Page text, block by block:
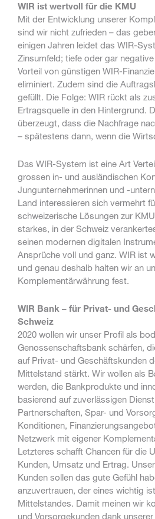
WIR ist wertvoll für die KMU
Mit der Entwicklung unserer
sind wir nicht zufrieden – das
einigen Jahren leidet das WIR-
Zinsumfeld; tiefe oder gar
Vorteil von günstigen WIR-
eliminiert. Zudem sind die
gefüllt. Die Folge: WIR rückt als
Ertragsquelle in den Hintergrund.
überzeugt, dass die Nachfrage
– spätestens dann, wenn die
Das WIR-System ist eine Art
grossen in- und ausländischen
Jungunternehmerinnen und -
Land interessieren sich vermehrt
schweizerische Lösungen zur
starkes, in der Schweiz
seinen modernen digitalen
Ansprüche voll und ganz. WIR ist
und genau deshalb halten wir an
Komplementärwährung fest.
WIR Bank – für Privat- und
Schweiz
2020 wollen wir unser Profil als
Genossenschaftsbank schärfen,
auf Privat- und Geschäftskunden
Mittelstand stärkt. Wir wollen als
werden, die Bankprodukte und
basierend auf zuverlässigen
Partnerschaften, Spar- und
Konditionen,
Netzwerk mit eigener
Letzteres schafft Chancen für die
Kunden, Umsatz und Ertrag.
Kunden sollen das gute Gefühl
anzuvertrauen, der eines wichtig
Mittelstandes. Damit meinen wir
und Vorsorgekunden dank